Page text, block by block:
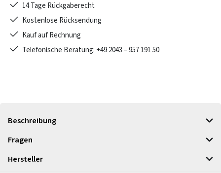
14 Tage Rückgaberecht
Kostenlose Rücksendung
Kauf auf Rechnung
Telefonische Beratung: +49 2043 – 957 191 50
Beschreibung
Fragen
Hersteller